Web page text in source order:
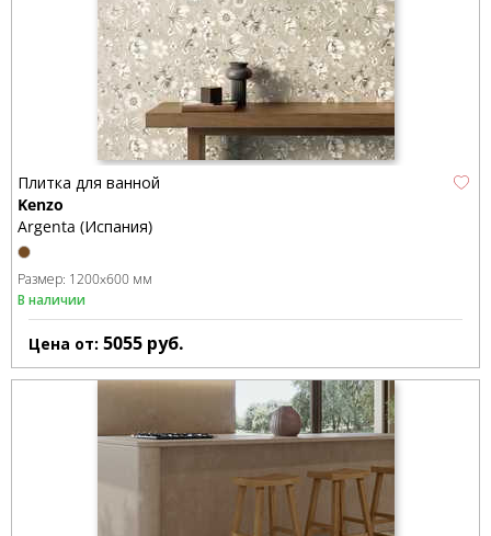
Плитка для ванной
Kenzo
Argenta (Испания)
Размер: 1200x600 мм
В наличии
Цена от: 5055 руб.